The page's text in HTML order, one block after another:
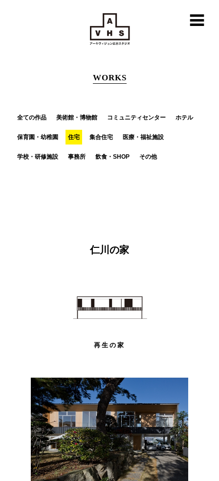
WORKS
全ての作品 美術館・博物館 コミュニティセンター ホテル
保育園・幼稚園 住宅 集合住宅 医療・福祉施設
学校・研修施設 事務所 飲食・SHOP その他
仁川の家
再生の家